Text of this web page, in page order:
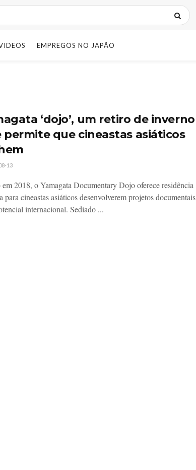
EMPREGOS NO JAPÃO
‘dojo’, um retiro de inverno
permite que cineastas asiáticos
13
2018, o Yamagata Documentary Dojo oferece residência
para cineastas asiáticos desenvolverem projetos documentais
internacional. Sediado ...